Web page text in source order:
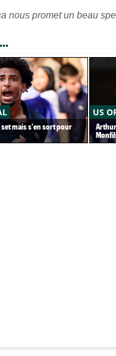
nous promet un beau
mais s'en sort pour
US